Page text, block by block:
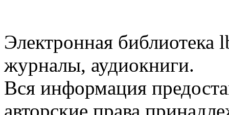
Электронная библиотека
журналы, аудиокниги.
Вся информация